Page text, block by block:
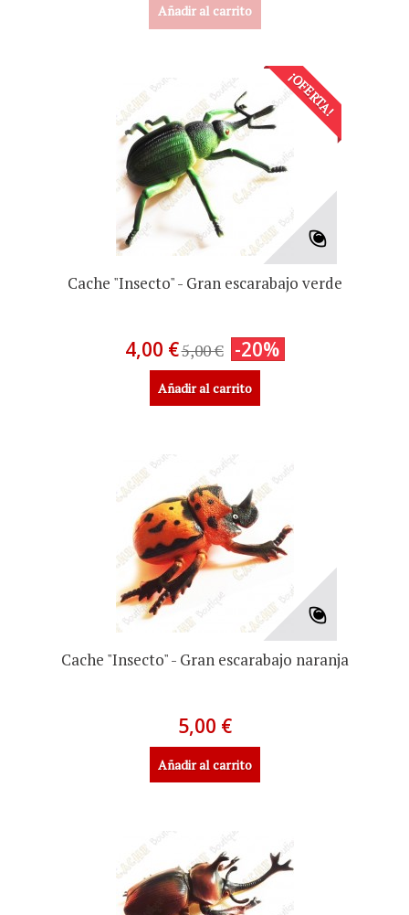
Añadir al carrito
¡OFERTA!
Cache "Insecto" - Gran escarabajo verde
4,00 €5,00 € -20%
Añadir al carrito
Cache "Insecto" - Gran escarabajo naranja
5,00 €
Añadir al carrito